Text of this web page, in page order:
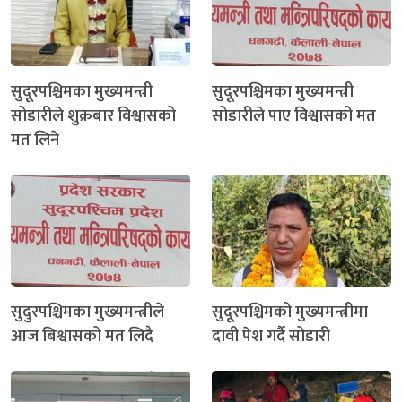
सुदूरपश्चिमका मुख्यमन्त्री
सोडारीले शुक्रबार विश्वासको
मत लिने
सुदूरपश्चिमका मुख्यमन्त्री
सोडारीले पाए विश्वासको मत
सुदुरपश्चिमका मुख्यमन्त्रीले
आज बिश्वासको मत लिदै
सुदूरपश्चिमको मुख्यमन्त्रीमा
दावी पेश गर्दै सोडारी